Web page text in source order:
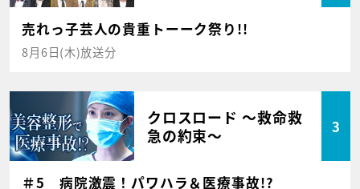
売れっ子芸人の貴重トーーク祭り!!
8月6日(木)放送分
クロスロード ～救命救
急の約束～
3
＃5 病院激震！パワハラ＆医療事故!?